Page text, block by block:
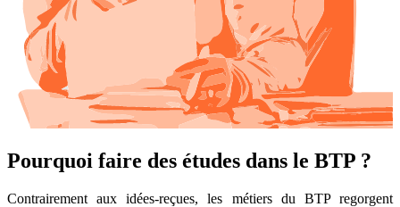
Pourquoi faire des études dans le BTP ?
Contrairement aux idées-reçues, les métiers du BTP regorgent